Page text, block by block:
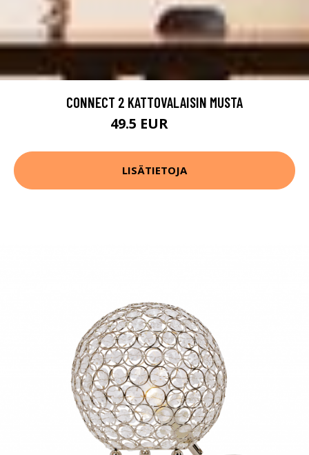
CONNECT 2 KATTOVALAISIN MUSTA
49.5 EUR
LISÄTIETOJA